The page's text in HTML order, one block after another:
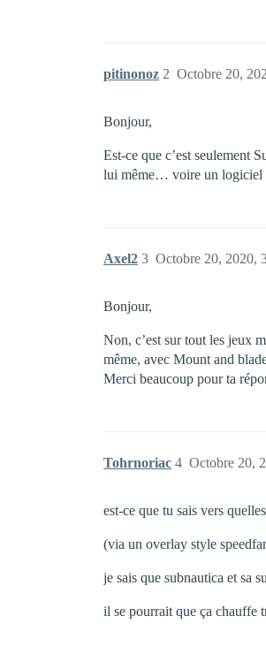
pitinonoz Octobre 20,
2
Bonjour,
Est-ce que c’est seulement
lui même… voire un logiciel
Axel2 Octobre 20, 2020,
3
Bonjour,
Non, c’est sur tout les jeux
même, avec Mount and
Merci beaucoup pour ta
Tohrnoriac Octobre 20,
4
est-ce que tu sais vers
(via un overlay style
je sais que subnautica et sa
il se pourrait que ça chauffe